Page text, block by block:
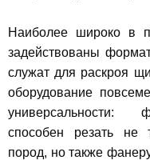
Наиболее широко в
задействованы
служат для раскроя
оборудование
универсальности:
способен резать не
пород, но также